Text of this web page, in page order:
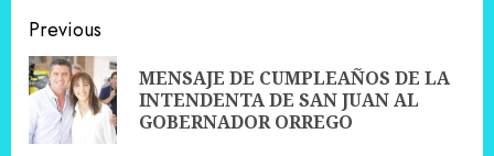
Post
navigation
Previous
MENSAJE DE CUMPLEAÑOS DE LA
INTENDENTA DE SAN JUAN AL
GOBERNADOR ORREGO